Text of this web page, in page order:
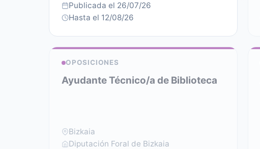
Publicada el 26/07/26
Hasta el 12/08/26
OPOSICIONES
Ayudante Técnico/a de Biblioteca
Bizkaia
Diputación Foral de Bizkaia